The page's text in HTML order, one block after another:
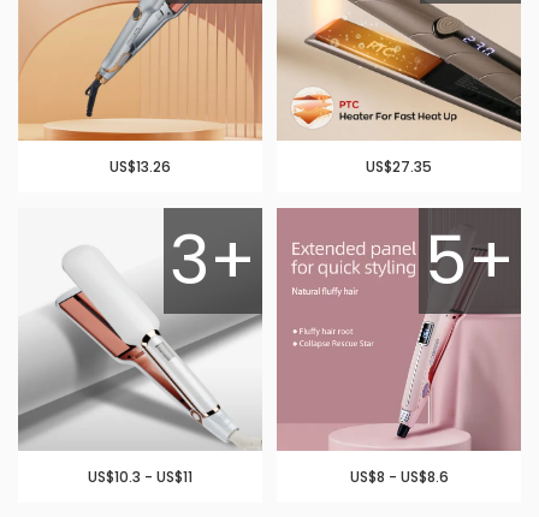
US$13.26 US$27.35
3+
US$10.3 - US$11
5+
US$8 - US$8.6